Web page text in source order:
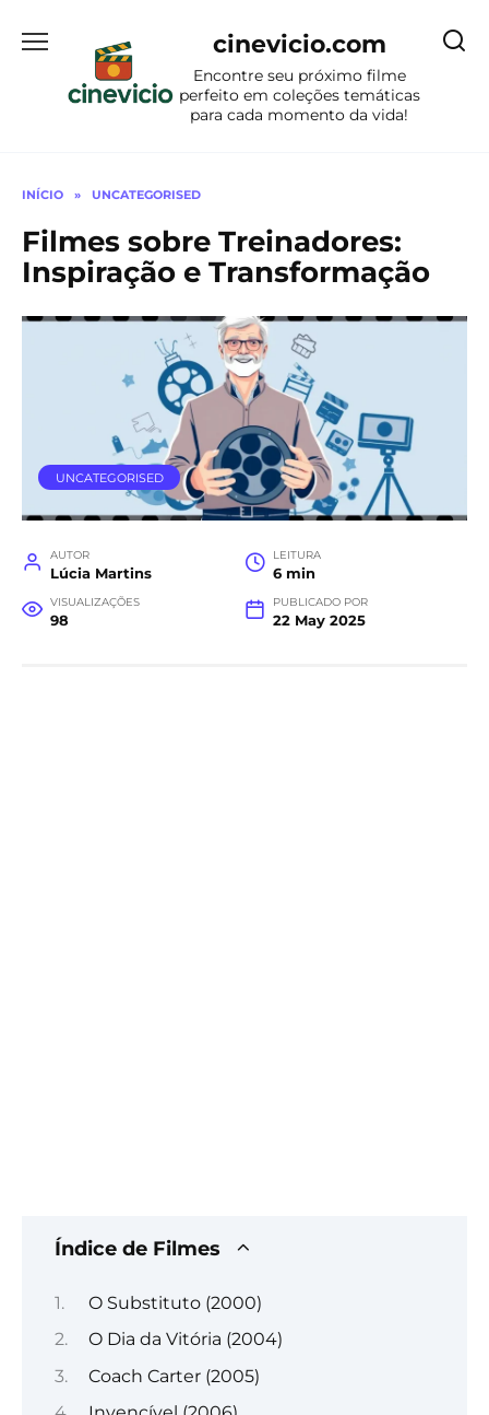
para
conteúdo
cinevicio.com
Encontre seu próximo filme
perfeito em coleções temáticas
para cada momento da vida!
INÍCIO » UNCATEGORISED
Filmes sobre Treinadores:
Inspiração e Transformação
UNCATEGORISED
AUTOR
Lúcia Martins
LEITURA
6 min
VISUALIZAÇÕES
98
PUBLICADO POR
22 May 2025
Índice de Filmes
O Substituto (2000)
O Dia da Vitória (2004)
Coach Carter (2005)